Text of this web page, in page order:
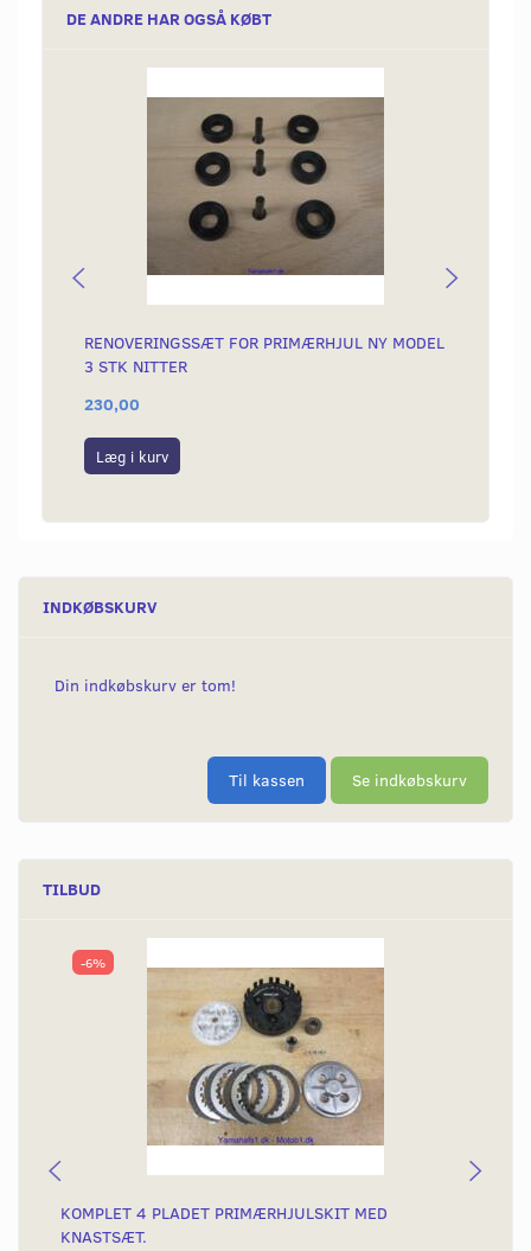
DE ANDRE HAR OGSÅ KØBT
RENOVERINGSSÆT FOR PRIMÆRHJUL NY MODEL
3 STK NITTER
230,00
Læg i kurv
INDKØBSKURV
Din indkøbskurv er tom!
Til kassen Se indkøbskurv
TILBUD
-6%
KOMPLET 4 PLADET PRIMÆRHJULSKIT MED
KNASTSÆT.